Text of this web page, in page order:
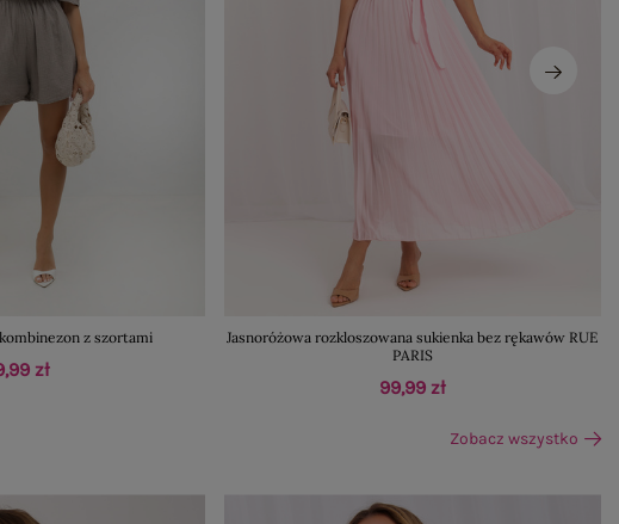
z szortami
zł
Jasnoróżowa rozkloszowana sukienka bez rękawów RUE
PARIS
99,99 zł
Zobacz wszystko